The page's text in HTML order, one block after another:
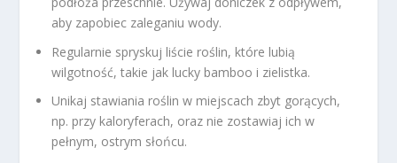
aby zapobiec zaleganiu wody.
Regularnie spryskuj liście roślin, które lubią
wilgotność, takie jak lucky bamboo i zielistka.
Unikaj stawiania roślin w miejscach zbyt gorących,
np. przy kaloryferach, oraz nie zostawiaj ich w
pełnym, ostrym słońcu.